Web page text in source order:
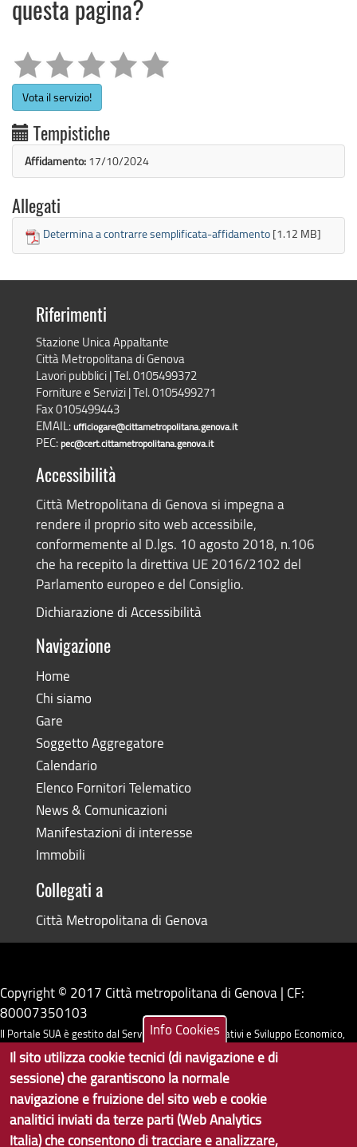
questa pagina?
Vota il servizio!
Tempistiche
Affidamento: 17/10/2024
Allegati
Determina a contrarre semplificata-affidamento [1.12 MB]
Riferimenti
Stazione Unica Appaltante
Città Metropolitana di Genova
Lavori pubblici | Tel. 0105499372
Forniture e Servizi | Tel. 0105499271
Fax 0105499443
EMAIL:ufficiogare@cittametropolitana.genova.it
PEC:pec@cert.cittametropolitana.genova.it
Accessibilità
Città Metropolitana di Genova si impegna a
rendere il proprio sito web accessibile,
conformemente al D.lgs. 10 agosto 2018, n.106
che ha recepito la direttiva UE 2016/2102 del
Parlamento europeo e del Consiglio.
Dichiarazione di Accessibilità
Navigazione
Home
Chi siamo
Gare
Soggetto Aggregatore
Calendario
Elenco Fornitori Telematico
News & Comunicazioni
Manifestazioni di interesse
Immobili
Collegati a
Città Metropolitana di Genova
Copyright © 2017 Città metropolitana di Genova | CF:
80007350103
Il Portale SUA è gestito dal Servizio Sistemi Informativi e Sviluppo Economico,
GenovaMetropoli
Tecnologie e Accessibilità
Info Cookies
Il sito utilizza cookie tecnici (di navigazione e di
sessione) che garantiscono la normale
navigazione e fruizione del sito web e cookie
analitici inviati da terze parti (Web Analytics
Italia) che consentono di tracciare e analizzare,